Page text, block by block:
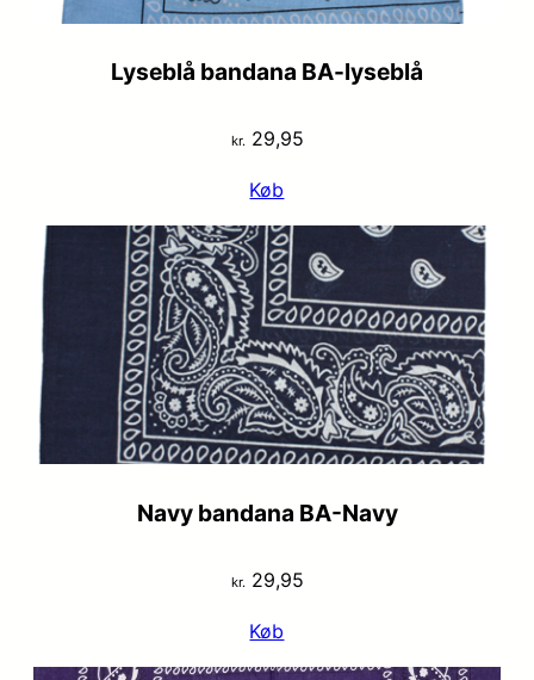
Lyseblå bandana BA-lyseblå
kr.29,95
Køb
Navy bandana BA-Navy
kr.29,95
Køb